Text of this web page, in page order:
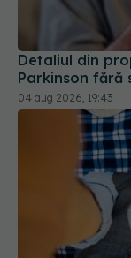
Detaliul din
Parkinson fără
04 aug 2026, 19:43